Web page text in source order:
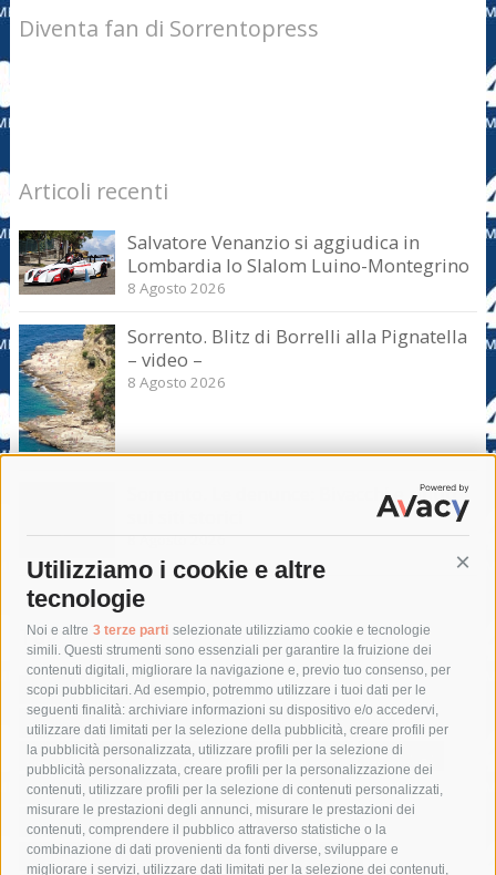
Utilizziamo i cookie e altre
tecnologie
Noi e altre 3 terze parti selezionate utilizziamo cookie e tecnologie
simili. Questi strumenti sono essenziali per garantire la fruizione dei
contenuti digitali, migliorare la navigazione e, previo tuo consenso, per
scopi pubblicitari. Ad esempio, potremmo utilizzare i tuoi dati per le
seguenti finalità: archiviare informazioni su dispositivo e/o accedervi,
utilizzare dati limitati per la selezione della pubblicità, creare profili per
la pubblicità personalizzata, utilizzare profili per la selezione di
pubblicità personalizzata, creare profili per la personalizzazione dei
contenuti, utilizzare profili per la selezione di contenuti personalizzati,
misurare le prestazioni degli annunci, misurare le prestazioni dei
contenuti, comprendere il pubblico attraverso statistiche o la
combinazione di dati provenienti da fonti diverse, sviluppare e
migliorare i servizi, utilizzare dati limitati per la selezione dei contenuti,
Diventa fan di Sorrentopress
Articoli recenti
Salvatore Venanzio si aggiudica in
Lombardia lo Slalom Luino-Montegrino
8 Agosto 2026
Sorrento. Blitz di Borrelli alla Pignatella
– video –
8 Agosto 2026
Sorrento. Le denunce: Bivacchi e rifiuti
8 Agosto 2026
Tag
acqua allerta meteo
anas
area marina protetta di punta campanella
arresto
Asl Napoli 3 sud
capitaneria di porto capri
carabinieri
castellammare di stabia
circumvesuviana
comune di sorrento
concerto
contagi
costiera amalfitana
covid-19 eav
elezioni